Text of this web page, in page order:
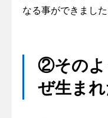
なる事ができました
②そのよ
ぜ生ま